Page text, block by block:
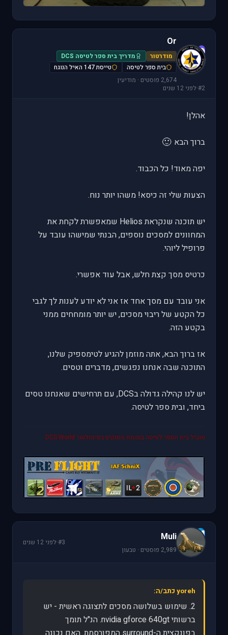
O
Or
מודרטור
מדריך בית ספר לטיסה DCS
בית ספר לטיסה
טייסת 147 האיל הנוגח
2,674 פוסטים · מודיעין
#2
·לפני 12 שנים
אהלן!
ברוך הבא 🙂
יפה מאוד! כל הכבוד.
הצעות שלי זה כיסא! משהו יותר נוח.
יש תוכנה שנקראת Helios שמאפשרת לקחת את
המחוונים למסכים נוספים, הבנתי שמישהו עובד על
פרופיל ליוהי.
כרטיס מסך קצת חלש, אבל עוד אפשרי.
אני עובד עם מסך אחד אז אני לא יודע לענות לך לגבי
כל הקטע של ריבוי מסכים, יש יותר מומחחים ממני
בקטע הזה.
אז ברוך הבא, אתה מוזמן להגיע לטימספיק שלנו,
התוכנה שבה אנחנו נפגשים, מדברים וטסים.
יש לנו קהילה גדולה בDCS, עם תרחישים שאנחנו טסים
ביחד, ובית ספר לטיסה.
מוביל בית הספר לטיסה במגמת מסוקים בסימולטור DCS World
M
Muli
2,989 פוסטים · טבעון
#3
·לפני 12 שנים
yoreh כתב/ה:
2. שימוש בשלושה מסכים לתצוגה ראשית - יש
ברשותי nvidia gforce 640gt. הנ"ל תומך